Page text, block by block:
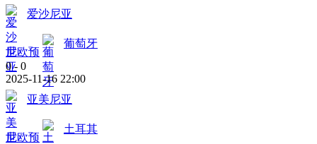
爱沙尼亚
世欧预
葡萄牙
0 - 0
2025-11-16 22:00
亚美尼亚
世欧预
土耳其